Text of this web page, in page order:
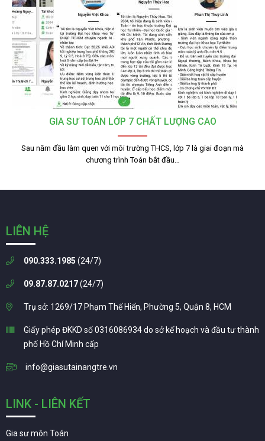
GIA SƯ TOÁN LỚP 7 CHẤT LƯỢNG CAO
Sau năm đầu làm quen với môi trường THCS, lớp 7 là giai đoạn mà
chương trình Toán bắt đầu…
LIÊN HỆ
090.333.1985 (24/7)
09.87.87.0217(24/7)
Trụ sở: 1269/17 Phạm Thế Hiển, Phường 5, Quận 8, HCM
Giấy phép ĐKKD số 0316086934 do sở kế hoạch và đầu tư thành
phố Hồ Chí Minh cấp
info@giasutainangtre.vn
LINK - LIÊN KẾT
Gia sư môn Toán